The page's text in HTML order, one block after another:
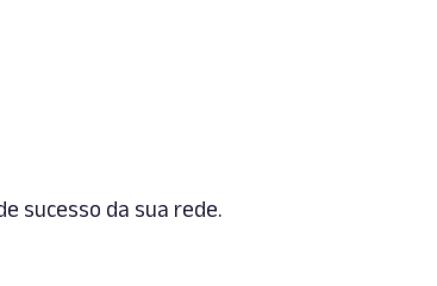
sucesso da sua rede.